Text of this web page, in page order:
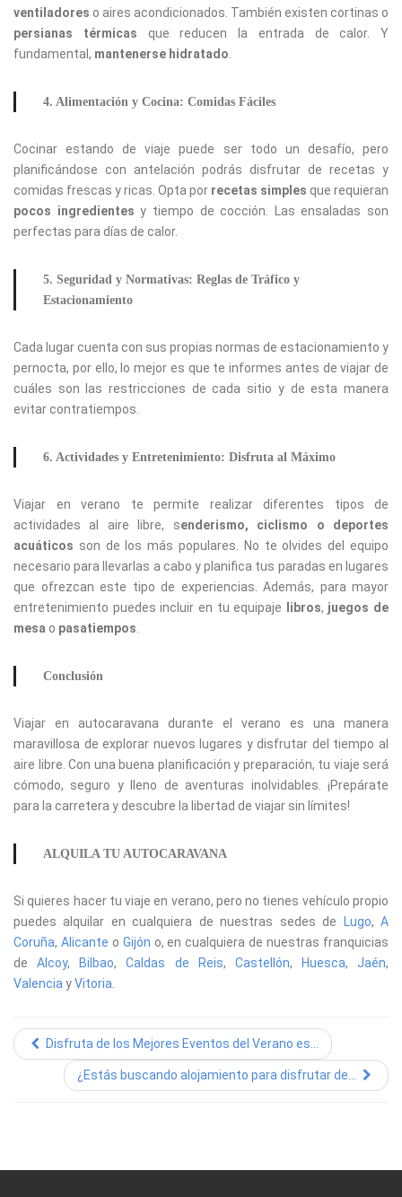
ventiladores o aires acondicionados. También existen cortinas o
persianas térmicas que reducen la entrada de calor. Y
fundamental, mantenerse hidratado
4. Alimentación y Cocina: Comidas Fáciles
Cocinar estando de viaje puede ser todo un desafío, pero
planificándose con antelación podrás disfrutar de recetas y
comidas frescas y ricas. Opta por recetas simples que requieran
pocos ingredientesy tiempo de cocción. Las ensaladas son
perfectas para días de calor.
5. Seguridad y Normativas: Reglas de Tráfico y
Estacionamiento
Cada lugar cuenta con sus propias normas de estacionamiento y
pernocta, por ello, lo mejor es que te informes antes de viajar de
cuáles son las restricciones de cada sitio y de esta manera
evitar contratiempos.
6. Actividades y Entretenimiento: Disfruta al Máximo
Viajar en verano te permite realizar diferentes tipos de
actividades al aire libre, senderismo, ciclismo o deportes
acuáticos son de los más populares. No te olvides del equipo
necesario para llevarlas a cabo y planifica tus paradas en lugares
que ofrezcan este tipo de experiencias. Además, para mayor
entretenimiento puedes incluir en tu equipaje
libros, juegos de
mesa o pasatiempos
Conclusión
Viajar en autocaravana durante el verano es una manera
maravillosa de explorar nuevos lugares y disfrutar del tiempo al
aire libre. Con una buena planificación y preparación, tu viaje será
cómodo, seguro y lleno de aventuras inolvidables. ¡Prepárate
para la carretera y descubre la libertad de viajar sin límites!
ALQUILA TU AUTOCARAVANA
Si quieres hacer tu viaje en verano, pero no tienes vehículo propio
puedes alquilar en cualquiera de nuestras sedes de
Lugo,A
Coruña, Alicante o Gijón o, en cualquiera de nuestras franquicias
deAlcoy, Bilbao,Caldas de Reis, Castellón, Huesca, Jaén,
Valencia yVitoria
Disfruta de los Mejores Eventos del Verano es...
¿Estás buscando alojamiento para disfrutar de...